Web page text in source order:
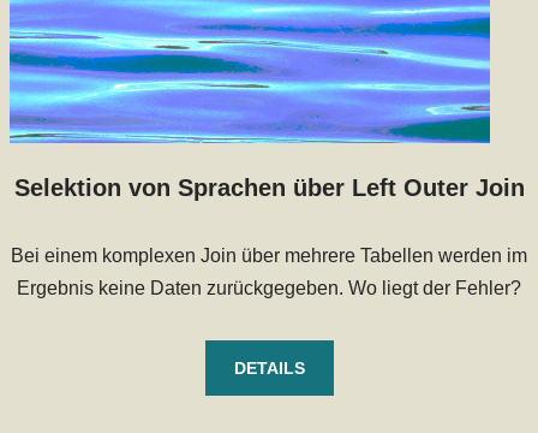
Selektion von Sprachen über Left Outer Join
Bei einem komplexen Join über mehrere Tabellen werden im
Ergebnis keine Daten zurückgegeben. Wo liegt der Fehler?
DETAILS